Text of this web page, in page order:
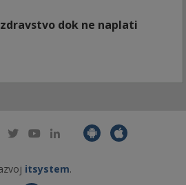
dok ne naplati
itsystem.